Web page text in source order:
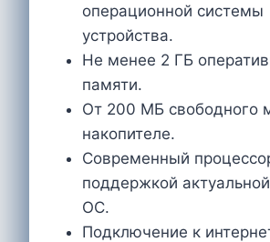
операционной системы
устройства.
Не менее 2 ГБ
памяти.
От 200 МБ свободного
накопителе.
Современный
поддержкой
ОС.
Подключение к